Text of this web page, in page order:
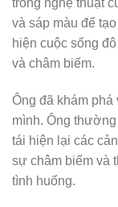
và sáp màu để
hiện cuộc sống
và châm biếm.
Ông đã khám phá
mình. Ông
tái hiện lại các
sự châm biếm và
tình huống.